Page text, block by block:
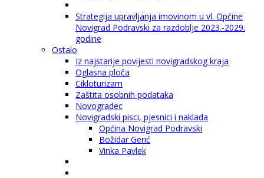
Strategija upravljanja imovinom u vl. Općine
Novigrad Podravski za razdoblje 2023.-2029.
godine
Ostalo
Iz najstarije povijesti novigradskog kraja
Oglasna ploča
Cikloturizam
Zaštita osobnih podataka
Novogradec
Novigradski pisci, pjesnici i naklada
Općina Novigrad Podravski
Božidar Gerić
Vinka Pavlek